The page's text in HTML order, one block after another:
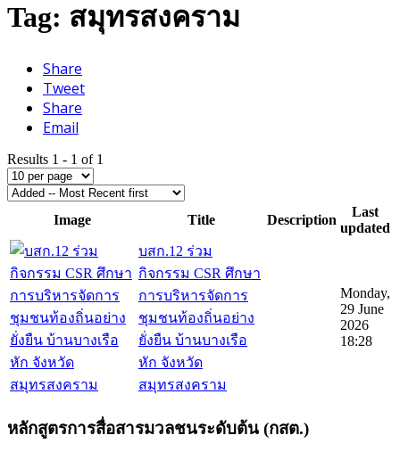
Tag: สมุทรสงคราม
Share
Tweet
Share
Email
Results 1 - 1 of 1
Image Title Description
Last
updated
บสก.12 ร่วม
กิจกรรม CSR ศึกษา
การบริหารจัดการ
ชุมชนท้องถิ่นอย่าง
ยั่งยืน บ้านบางเรือ
หัก จังหวัด
สมุทรสงคราม
Monday,
29 June
2026
18:28
หลักสูตรการสื่อสารมวลชนระดับต้น (กสต.)